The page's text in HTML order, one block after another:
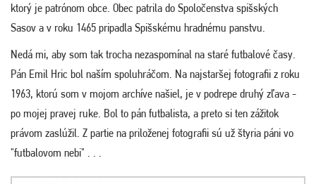
ktorý je patrónom obce. Obec patrila do Spoločenstva spišských
Sasov a v roku 1465 pripadla Spišskému hradnému panstvu.
Nedá mi, aby som tak trocha nezaspomínal na staré futbalové časy.
Pán Emil Hric bol naším spoluhráčom. Na najstaršej fotografii z roku
1963, ktorú som v mojom archíve našiel, je v podrepe druhý zľava -
po mojej pravej ruke. Bol to pán futbalista, a preto si ten zážitok
právom zaslúžil. Z partie na priloženej fotografii sú už štyria páni vo
"futbalovom nebi" . . .